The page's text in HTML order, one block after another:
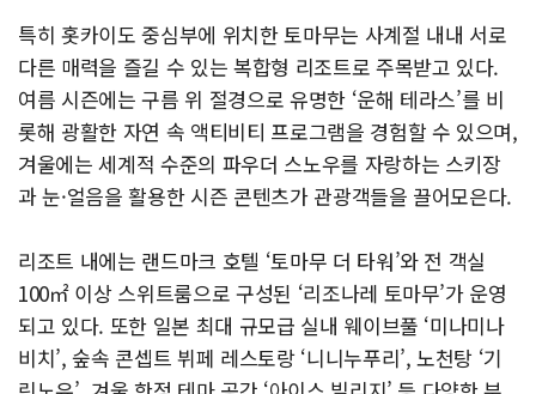
특히 홋카이도 중심부에 위치한 토마무는 사계절 내내 서로
다른 매력을 즐길 수 있는 복합형 리조트로 주목받고 있다.
여름 시즌에는 구름 위 절경으로 유명한 ‘운해 테라스’를 비
롯해 광활한 자연 속 액티비티 프로그램을 경험할 수 있으며,
겨울에는 세계적 수준의 파우더 스노우를 자랑하는 스키장
과 눈·얼음을 활용한 시즌 콘텐츠가 관광객들을 끌어모은다.
리조트 내에는 랜드마크 호텔 ‘토마무 더 타워’와 전 객실
100㎡ 이상 스위트룸으로 구성된 ‘리조나레 토마무’가 운영
되고 있다. 또한 일본 최대 규모급 실내 웨이브풀 ‘미나미나
비치’, 숲속 콘셉트 뷔페 레스토랑 ‘니니누푸리’, 노천탕 ‘기